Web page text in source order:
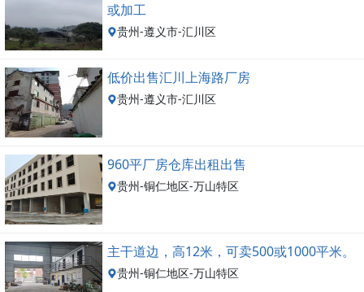
或加工
贵州-遵义市-汇川区
低价出售汇川上海路厂房
贵州-遵义市-汇川区
960平厂房仓库出租出售
贵州-铜仁地区-万山特区
主干道边，高12米，可卖500或1000平米。
贵州-铜仁地区-万山特区